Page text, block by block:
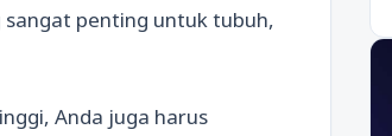
penting untuk tubuh,
Anda juga harus